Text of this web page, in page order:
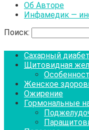
Об Авторе
Инфамедик —
Поиск:
Сахарный диабет
Щитовидная
Женское
Ожирение
Гормональные